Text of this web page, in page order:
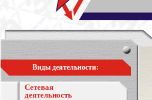
Виды деятельности:
Сетевая
деятельность